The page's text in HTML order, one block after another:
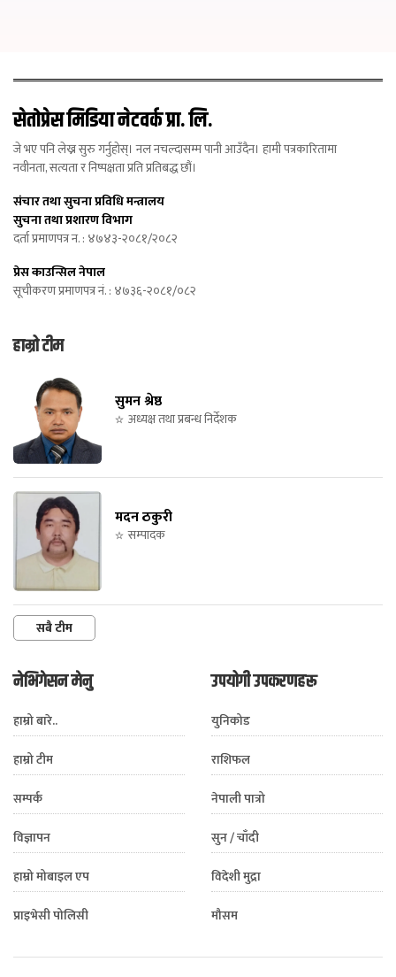
सेतोप्रेस मिडिया नेटवर्क प्रा. लि.
जे भए पनि लेख्न सुरु गर्नुहोस्। नल नचल्दासम्म पानी आउँदैन। हामी पत्रकारितामा
नवीनता, सत्यता र निष्पक्षता प्रति प्रतिबद्ध छौं।
संचार तथा सुचना प्रविधि मन्त्रालय
सुचना तथा प्रशारण विभाग
दर्ता प्रमाणपत्र न. : ४७४३-२०८१/२०८२
प्रेस काउन्सिल नेपाल
सूचीकरण प्रमाणपत्र नं. : ४७३६-२०८१/०८२
हाम्रो टीम
सुमन श्रेष्ठ
अध्यक्ष तथा प्रबन्ध निर्देशक
मदन ठकुरी
सम्पादक
सबै टीम
नेभिगेसन मेनु
हाम्रो बारे..
हाम्रो टीम
सम्पर्क
विज्ञापन
हाम्रो मोबाइल एप
प्राइभेसी पोलिसी
उपयोगी उपकरणहरू
युनिकोड
राशिफल
नेपाली पात्रो
सुन / चाँदी
विदेशी मुद्रा
मौसम